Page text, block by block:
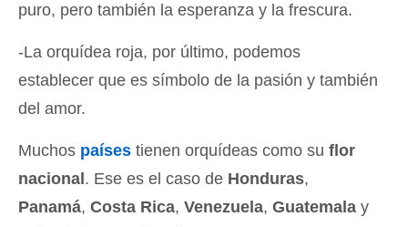
puro, pero también la esperanza y la frescura.
-La orquídea roja, por último, podemos
establecer que es símbolo de la pasión y también
del amor.
Muchos países tienen orquídeas como su flor
nacional . Ese es el caso de Honduras,
Panamá, Costa Rica, Venezuela, Guatemala y